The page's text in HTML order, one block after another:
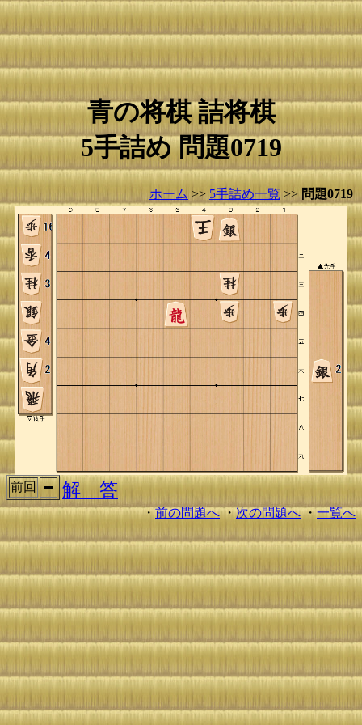
青の将棋 詰将棋
5手詰め 問題0719
ホーム >> 5手詰め一覧 >> 問題0719
前回 解 答
・前の問題へ・次の問題へ・一覧へ